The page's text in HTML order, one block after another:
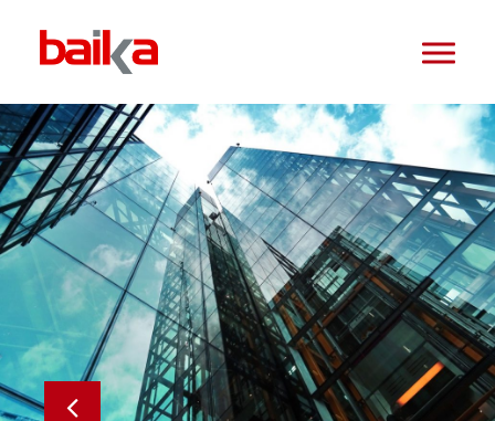
HOME
NOTICIAS
BET
K2GLASS
STS
BAIKA MERCADOS
BAIKA INMUEBLES